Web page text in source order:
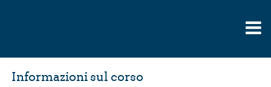
Informazioni sul corso